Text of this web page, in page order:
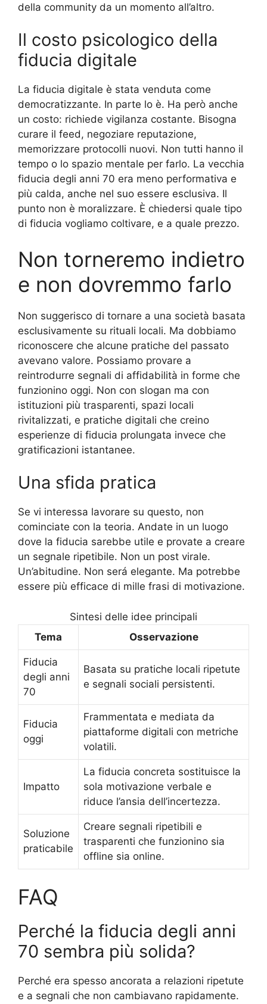
della community da un momento all’altro.
Il costo psicologico della
fiducia digitale
La fiducia digitale è stata venduta come
democratizzante. In parte lo è. Ha però anche
un costo: richiede vigilanza costante. Bisogna
curare il feed, negoziare reputazione,
memorizzare protocolli nuovi. Non tutti hanno il
tempo o lo spazio mentale per farlo. La vecchia
fiducia degli anni 70 era meno performativa e
più calda, anche nel suo essere esclusiva. Il
punto non è moralizzare. È chiedersi quale tipo
di fiducia vogliamo coltivare, e a quale prezzo.
Non torneremo indietro
e non dovremmo farlo
Non suggerisco di tornare a una società basata
esclusivamente su rituali locali. Ma dobbiamo
riconoscere che alcune pratiche del passato
avevano valore. Possiamo provare a
reintrodurre segnali di affidabilità in forme che
funzionino oggi. Non con slogan ma con
istituzioni più trasparenti, spazi locali
rivitalizzati, e pratiche digitali che creino
esperienze di fiducia prolungata invece che
gratificazioni istantanee.
Una sfida pratica
Se vi interessa lavorare su questo, non
cominciate con la teoria. Andate in un luogo
dove la fiducia sarebbe utile e provate a creare
un segnale ripetibile. Non un post virale.
Un’abitudine. Non será elegante. Ma potrebbe
essere più efficace di mille frasi di motivazione.
Sintesi delle idee principali
Tema
Osservazione
Fiducia
degli anni
70
Basata su pratiche locali ripetute
e segnali sociali persistenti.
Fiducia
oggi
Frammentata e mediata da
piattaforme digitali con metriche
volatili.
Impatto
La fiducia concreta sostituisce la
sola motivazione verbale e
riduce l’ansia dell’incertezza.
Soluzione
praticabile
Creare segnali ripetibili e
trasparenti che funzionino sia
offline sia online.
FAQ
Perché la fiducia degli anni
70 sembra più solida?
Perché era spesso ancorata a relazioni ripetute
e a segnali che non cambiavano rapidamente.